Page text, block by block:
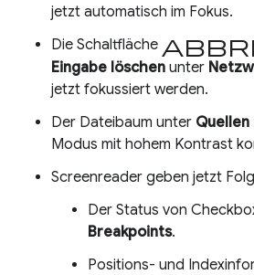
jetzt automatisch im Fokus.
Die Schaltfläche
Eingabe löschen unter
jetzt fokussiert werden.
Der Dateibaum unter Quellen
Modus mit hohem Kontrast
Screenreader geben jetzt
Der Status von
Breakpoints.
Positions- und